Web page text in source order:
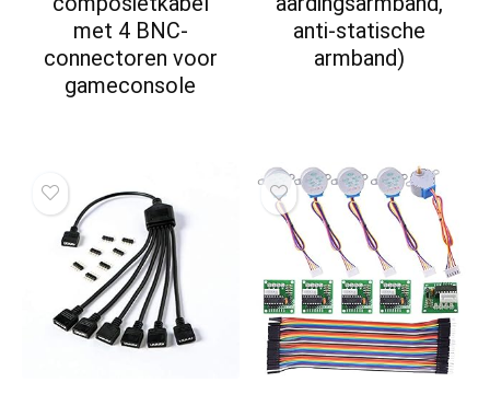
met 4 BNC-
connectoren voor
gameconsole
anti-statische
armband)